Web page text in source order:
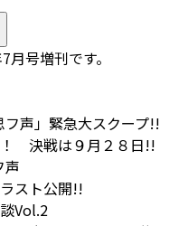
号増刊です。
声」緊急大スクープ!!
決戦は９月２８日!!
声
スト公開!!
Vol.2